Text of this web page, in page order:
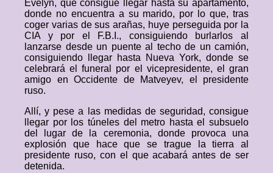
Evelyn, que consigue llegar hasta su apartamento,
donde no encuentra a su marido, por lo que, tras
coger varias de sus arañas, huye perseguida por la
CIA y por el F.B.I., consiguiendo burlarlos al
lanzarse desde un puente al techo de un camión,
consiguiendo llegar hasta Nueva York, donde se
celebrará el funeral por el vicepresidente, el gran
amigo en Occidente de Matveyev, el presidente
ruso.
Allí, y pese a las medidas de seguridad, consigue
llegar por los túneles del metro hasta el subsuelo
del lugar de la ceremonia, donde provoca una
explosión que hace que se trague la tierra al
presidente ruso, con el que acabará antes de ser
detenida.